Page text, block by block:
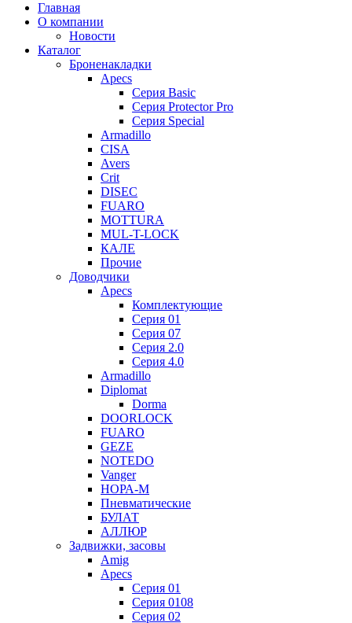
Главная
О компании
Новости
Каталог
Броненакладки
Apecs
Серия Basic
Серия Protector Pro
Серия Special
Armadillo
CISA
Avers
Crit
DISEC
FUARO
MOTTURA
MUL-T-LOCK
КАЛЕ
Прочие
Доводчики
Apecs
Комплектующие
Серия 01
Серия 07
Серия 2.0
Серия 4.0
Armadillo
Diplomat
Dorma
DOORLOCK
FUARO
GEZE
NOTEDO
Vanger
НОРА-М
Пневматические
БУЛАТ
АЛЛЮР
Задвижки, засовы
Amig
Apecs
Серия 01
Серия 0108
Серия 02